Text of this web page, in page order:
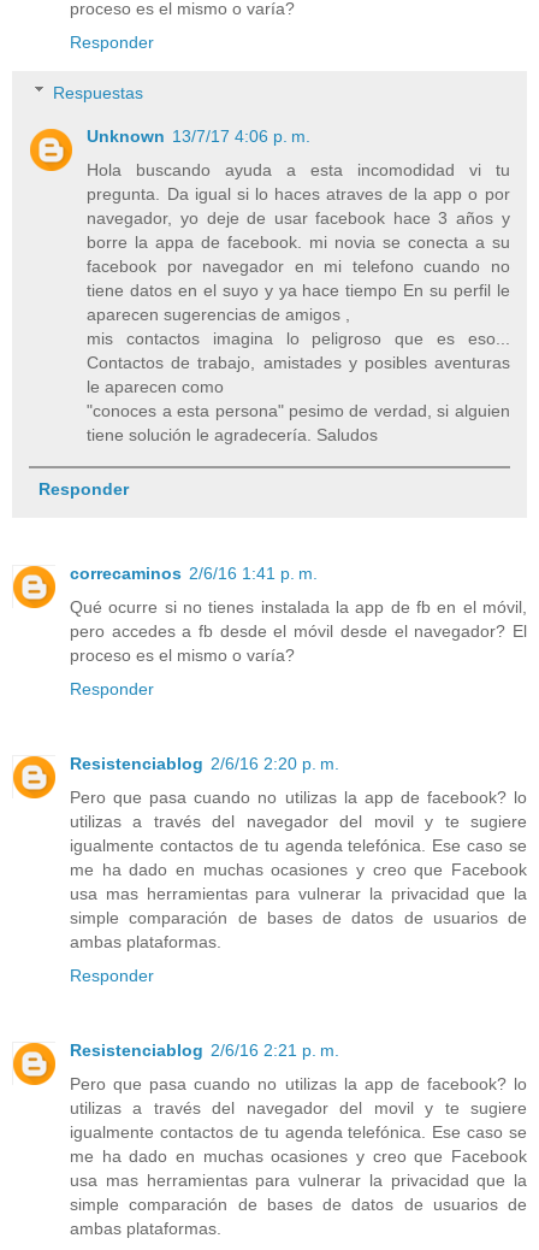
proceso es el mismo o varía?
Responder
Respuestas
Unknown 13/7/17 4:06 p. m.
Hola buscando ayuda a esta incomodidad vi tu
pregunta. Da igual si lo haces atraves de la app o por
navegador, yo deje de usar facebook hace 3 años y
borre la appa de facebook. mi novia se conecta a su
facebook por navegador en mi telefono cuando no
tiene datos en el suyo y ya hace tiempo En su perfil le
aparecen sugerencias de amigos ,
mis contactos imagina lo peligroso que es eso...
Contactos de trabajo, amistades y posibles aventuras
le aparecen como
"conoces a esta persona" pesimo de verdad, si alguien
tiene solución le agradecería. Saludos
Responder
correcaminos 2/6/16 1:41 p. m.
Qué ocurre si no tienes instalada la app de fb en el móvil,
pero accedes a fb desde el móvil desde el navegador? El
proceso es el mismo o varía?
Responder
Resistenciablog 2/6/16 2:20 p. m.
Pero que pasa cuando no utilizas la app de facebook? lo
utilizas a través del navegador del movil y te sugiere
igualmente contactos de tu agenda telefónica. Ese caso se
me ha dado en muchas ocasiones y creo que Facebook
usa mas herramientas para vulnerar la privacidad que la
simple comparación de bases de datos de usuarios de
ambas plataformas.
Responder
Resistenciablog 2/6/16 2:21 p. m.
Pero que pasa cuando no utilizas la app de facebook? lo
utilizas a través del navegador del movil y te sugiere
igualmente contactos de tu agenda telefónica. Ese caso se
me ha dado en muchas ocasiones y creo que Facebook
usa mas herramientas para vulnerar la privacidad que la
simple comparación de bases de datos de usuarios de
ambas plataformas.